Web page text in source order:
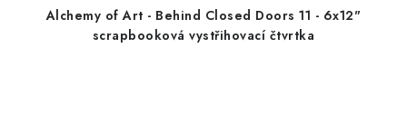
Alchemy of Art - Behind Closed Doors 11 - 6x12"
scrapbooková vystřihovací čtvrtka